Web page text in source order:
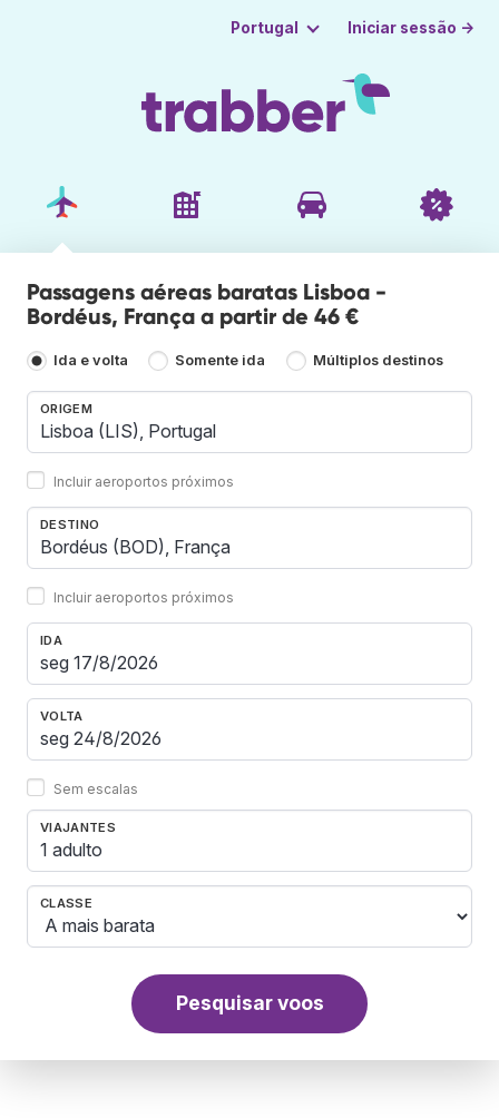
Portugal Iniciar sessão →
Passagens aéreas baratas Lisboa -
Bordéus, França a partir de 46 €
Ida e volta Somente ida Múltiplos destinos
ORIGEM
Incluir aeroportos próximos
DESTINO
Incluir aeroportos próximos
IDA
VOLTA
Sem escalas
VIAJANTES
1 adulto
CLASSE
Pesquisar voos